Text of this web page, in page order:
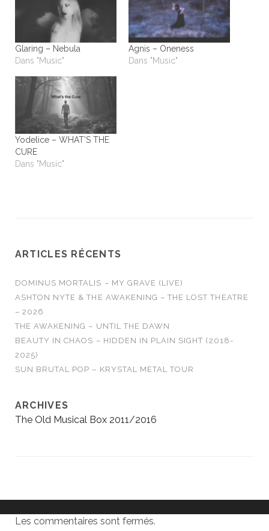
Glaring – Nebula
Dans "Music"
Agnis – Oneness
Dans "Music"
Yodelice – WHAT’S THE
CURE
Dans "Music"
ARTICLES RÉCENTS
DOMINUS MORTALIS – MY GRAVE (LIVE)
ASHTON NYTE & THE AWAKENING – THE LOST THEATRE
– 2026
THE AWAKENING – UNTIL THE DAWN
BEAUTY IN CHAOS – HIDDEN IN PLAIN SIGHT (2018-
2025)
SUN BRUTAL POP – KRYSTAL METAL TOUR
ARCHIVES
The Old Musical Box 2011/2016
Les commentaires sont fermés.